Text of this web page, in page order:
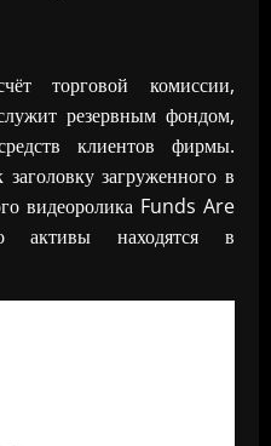
торговой комиссии,
резервным фондом,
клиентов фирмы.
загруженного в
видеоролика Funds Are
активы находятся в